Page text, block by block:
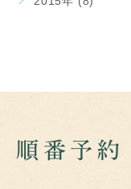
順番予約